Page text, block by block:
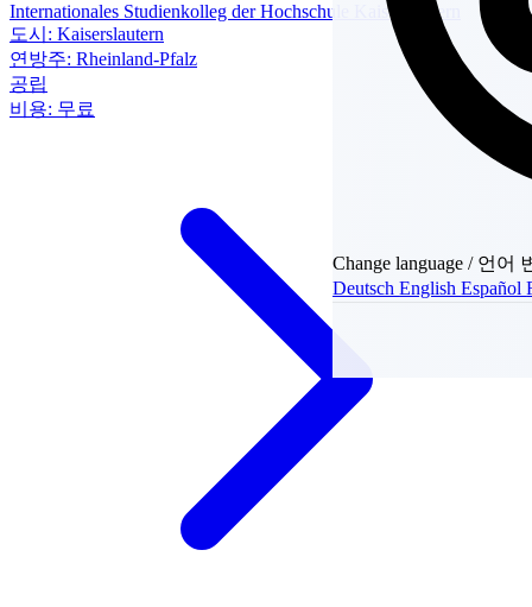
Change language / 언어
DeutschEnglishEspañol
Internationales Studienkolleg der Hochschule Kaiserslautern
도시: Kaiserslautern
연방주: Rheinland-Pfalz
공립
비용: 무료